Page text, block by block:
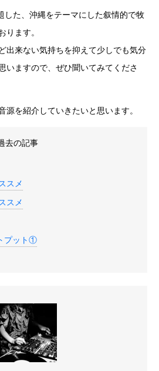
した、沖縄をテーマにした叙情的で牧
ります。
出来ない気持ちを抑えて少しでも気分
いますので、ぜひ聞いてみてくださ
源を紹介していきたいと思います。
去の記事
スメ
スメ
プット①